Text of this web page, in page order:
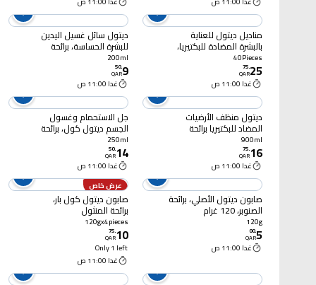
مناديل ديتول للعناية
بالبشرة المضادة للبكتيريا،
40 منديلًا
40Pieces
25
.
75
QAR
غدا 11:00 ص
ديتول سائل غسيل اليدين
للبشرة الحساسة، برائحة
اللافندر والمسك الأبيض،
200 مل
200ml
9
.
50
QAR
غدا 11:00 ص
ديتول منظف الأرضيات
المضاد للبكتيريا برائحة
التفاح الأخضر، 900 مل
900ml
16
.
75
QAR
غدا 11:00 ص
جل الاستحمام وغسول
الجسم ديتول كول، برائحة
المنثول والأوكالبتوس،
250 مل
250ml
14
.
50
QAR
غدا 11:00 ص
صابون ديتول الأصلي، برائحة
الصنوبر، 120 غرام
120g
5
.
00
QAR
غدا 11:00 ص
عرض خاص
صابون ديتول كول بار،
برائحة المنثول
4
120gx4pieces
10
.
75
QAR
Only 1 left
غدا 11:00 ص